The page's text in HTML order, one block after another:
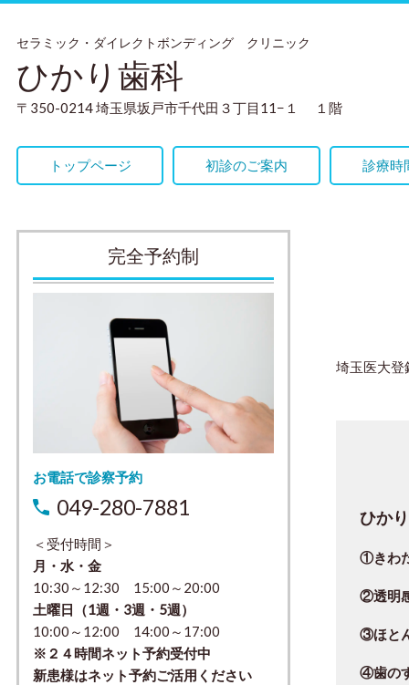
セラミック・ダイレクトボンディング クリニック
ひかり歯科
〒350-0214 埼玉県坂戸市千代田３丁目11−１ １階
トップページ 初診のご案内 診療時
埼玉医大登
ひか
①きわ
②透明
③ほと
④歯の
完全予約制
お電話で診察予約
049-280-7881
＜受付時間＞
月・水・金
10:30～12:30 15:00～20:00
土曜日（1週・3週・5週）
10:00～12:00 14:00～17:00
※２４時間ネット予約受付中
新患様はネット予約ご活用ください